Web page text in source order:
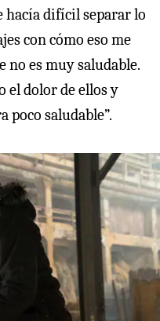
hacía difícil separar lo
con cómo eso me
no es muy saludable.
el dolor de ellos y
poco saludable”.